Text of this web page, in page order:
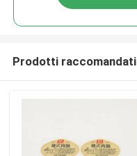
Prodotti raccomandati